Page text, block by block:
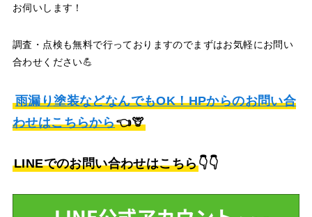
お伺いします！
調査・点検も無料で行っておりますのでまずはお気軽にお問い
合わせください💪
雨漏り塗装などなんでもOK！HPからのお問い合
わせはこちらから👈🦒
LINEでのお問い合わせはこちら👇👇